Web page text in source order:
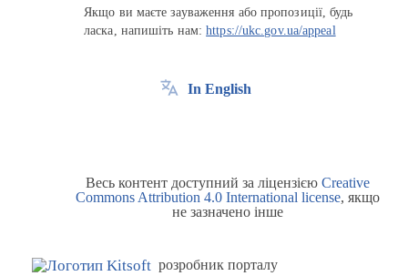
Якщо ви маєте зауваження або пропозиції, будь
ласка, напишіть нам:https://ukc.gov.ua/appeal
In English
Весь контент доступний за ліцензією Creative
Commons Attribution 4.0 International license, якщо
не зазначено інше
розробник порталу